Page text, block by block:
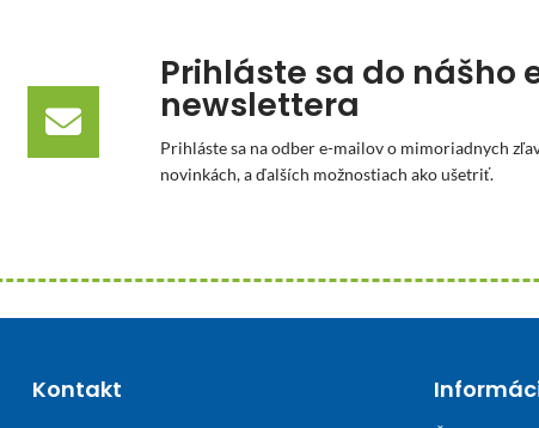
Prihláste sa do nášho
newslettera
Prihláste sa na odber e-mailov o mimoriadnych
novinkách, a ďalších možnostiach ako ušetriť.
Kontakt